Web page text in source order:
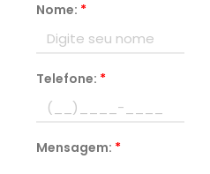
Nome: *
Telefone: *
Mensagem: *